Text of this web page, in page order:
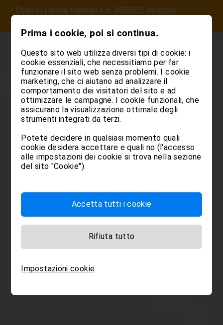
Corsi di Laurea
Studia le professioni
Corso di laurea Medicine
Assistenza Sanitaria
Dietistica
Fisioterapia
Infermieristica
Logopedia
Tecniche della Prevenzione
Tecniche di Laboratorio
Terapia Occupazionale
Post Lauream
Sviluppa le tue
Laurea Magistrale
Corso di Laurea Magistrale in
ostetriche
Panoramica di tutti i
Ricerca
Approfondisci le tue
Ricerca
SAMNET
Institutional Review Board
Servizi
Bolzano dintorni
Claudiana Campus
Claudiana Store
Claudiana Why
Futuri studenti e studentesse
Iscrizioni Corsi di Laurea
Quale corso di studi?
Ristorazione e Abitazione
Per gli studenti
Informazioni per studenti e
Contatto e persona di
Per i/le docenti
Per i/le docenti
Teacher Training
Teacher Training 1
Teacher Training 2
Teacher Training 3
Claudiana
La Claudiana si presenta
Claudiana Simulation Center
Claudiana in immagini
I Corsi di Laurea triennali a.a. 2026/27! Iscrizioni
online
Prima i cookie, poi si continua.
Questo sito web utilizza diversi tipi di cookie: i
cookie essenziali, che necessitiamo per far
funzionare il sito web senza problemi. I cookie
marketing, che ci aiutano ad analizzare il
comportamento dei visitatori del sito e ad
ottimizzare le campagne. I cookie funzionali, che
assicurano la visualizzazione ottimale degli
strumenti integrati da terzi.
Potete decidere in qualsiasi momento quali
cookie desidera accettare e quali no (l'accesso
alle impostazioni dei cookie si trova nella sezione
del sito "Cookie").
Impostazioni cookie
Accetta tutti i cookie
Rifiuta tutto